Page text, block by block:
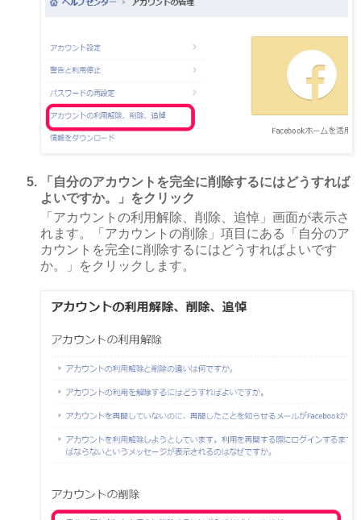
「自分のアカウントを完全に削除するにはどうすれば
よいですか。」をクリック
「アカウントの利用解除、削除、追悼」画面が表示さ
れます。「アカウントの削除」項目にある「自分のア
カウントを完全に削除するにはどうすればよいです
か。」をクリックします。